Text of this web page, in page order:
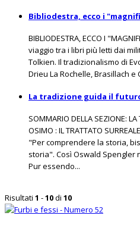
Bibliodestra, ecco i
BIBLIODESTRA, ECCO I
viaggio tra i libri più letti dai
Tolkien. Il tradizionalismo di
Drieu La Rochelle, Brasillach e
La tradizione guida il
SOMMARIO DELLA SEZIONE:
OSIMO : IL TRATTATO
"Per comprendere la storia,
storia". Così Oswald Spengler
Pur essendo...
Risultati 1 -10di 10